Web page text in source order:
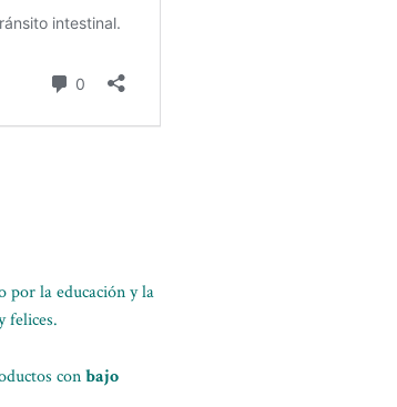
por la educación y la
felices.
conbajo